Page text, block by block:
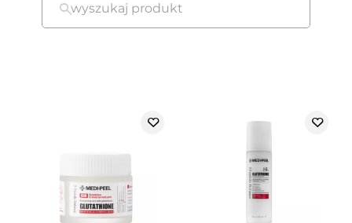
wyszukaj produkt